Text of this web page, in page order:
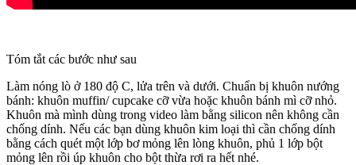
Tóm tắt các bước như sau
Làm nóng lò ở 180 độ C, lửa trên và dưới. Chuẩn bị khuôn nướng
bánh: khuôn muffin/ cupcake cỡ vừa hoặc khuôn bánh mì cỡ nhỏ.
Khuôn mà mình dùng trong video làm bằng silicon nên không cần
chống dính. Nếu các bạn dùng khuôn kim loại thì cần chống dính
bằng cách quét một lớp bơ mỏng lên lòng khuôn, phủ 1 lớp bột
mỏng lên rồi úp khuôn cho bột thừa rơi ra hết nhé.